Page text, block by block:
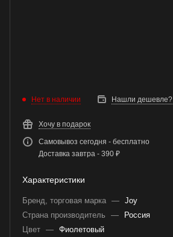
Нет в наличии Нашли дешевле?
Хочу в подарок
Самовывоз сегодня - бесплатно
Доставка завтра - 390 ₽
Характеристики
Бренд, торговая марка — Joy
Страна производитель
—
Россия
Цвет — Фиолетовый